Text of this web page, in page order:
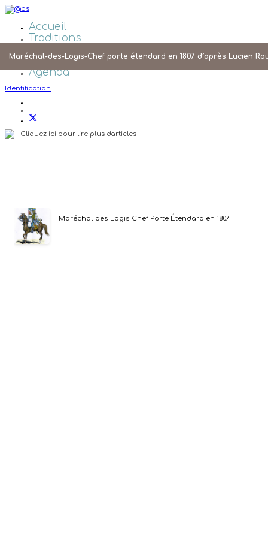
Accueil
Traditions
Liens
Agenda
Identification
Cliquez ici pour lire plus d'articles
Maréchal-des-Logis-Chef porte étendard en 1807 d´après Lucien
Maréchal-des-Logis-Chef Porte Étendard en 1807